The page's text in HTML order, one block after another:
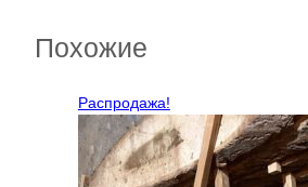
Похожие
Распродажа!